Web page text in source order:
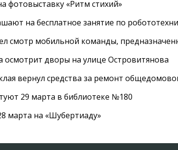
фотовыставку «Ритм стихий»
на бесплатное занятие по
смотр мобильной команды,
осмотрит дворы на улице Островитянова
вернул средства за ремонт
29 марта в библиотеке №180
марта на «Шубертиаду»